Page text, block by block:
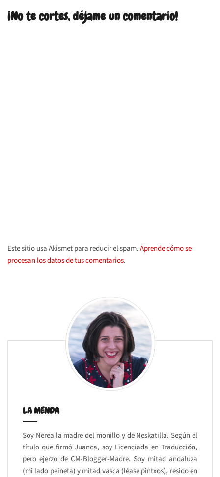
¡No te cortes, déjame un comentario!
Este sitio usa Akismet para reducir el spam.Aprende cómo se
procesan los datos de tus comentarios.
LA MENDA
Soy Nerea la madre del monillo y de Neskatilla. Según el
título que firmó Juanca, soy Licenciada en Traducción,
pero ejerzo de CM-Blogger-Madre. Soy mitad andaluza
(mi lado peineta) y mitad vasca (léase pintxos), resido en